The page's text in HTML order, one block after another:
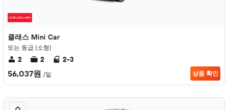
클래스 Mini Car
또는 동급 (소형)
2 2 2-3
56,037원 /일 상품 확인